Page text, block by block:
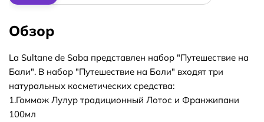
Обзор
La Sultane de Saba представлен набор "Путешествие на
Бали". В набор "Путешествие на Бали" входят три
натуральных косметических средства:
1.Гоммаж Лулур традиционный Лотос и Франжипани
100мл